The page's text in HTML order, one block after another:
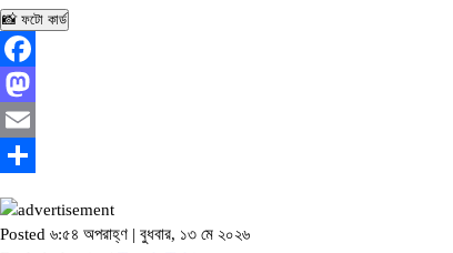
📸 ফটো কার্ড
Facebook
Mastodon
Email
Posted ৬:৫৪ অপরাহ্ণ | বুধবার, ১৩ মে ২০২৬